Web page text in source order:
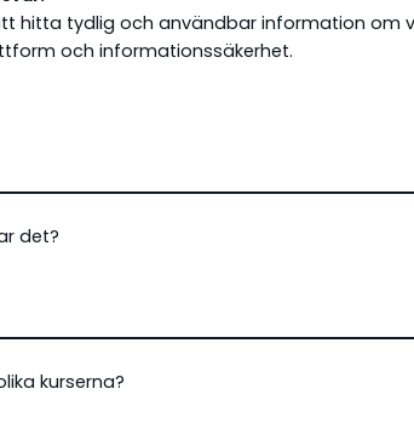
hitta tydlig och användbar information om
och informationssäkerhet.
det?
kurserna?